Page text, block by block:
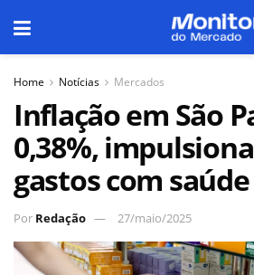
Home Notícias Mercados
Inflação em São
0,38%,
gastos com saúde
Por Redação 27/maio/2025